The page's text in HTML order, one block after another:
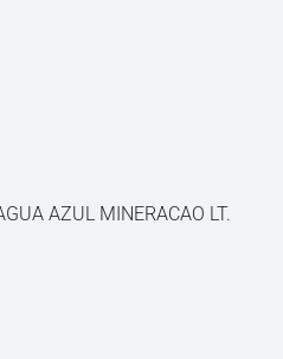
AZUL MINERACAO LT.